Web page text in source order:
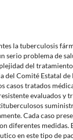
la tuberculosis
serio problema de
del
del Comité Estatal
casos tratados
evaluados y
Cada caso
diferentes medidas.
en este tipo de